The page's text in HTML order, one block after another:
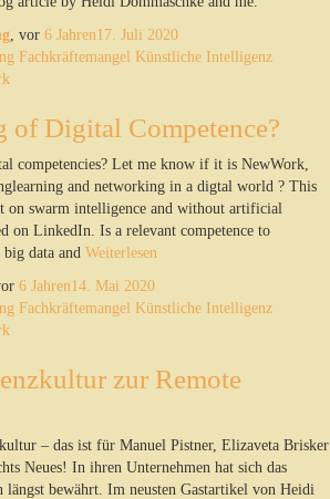
, vor 6 Jahren17. Juli 2020
Fachkräftemangel Künstliche Intelligenz
of Digital Competence?
competencies? Let me know if it is NewWork,
and networking in a digtal world ? This
on swarm intelligence and without artificial
on LinkedIn. Is a relevant competence to
data and Weiterlesen
6 Jahren14. Mai 2020
Fachkräftemangel Künstliche Intelligenz
zur Remote
– das ist für Manuel Pistner, Elizaveta Brisker
Neues! In ihren Unternehmen hat sich das
längst bewährt. Im neusten Gastartikel von Heidi